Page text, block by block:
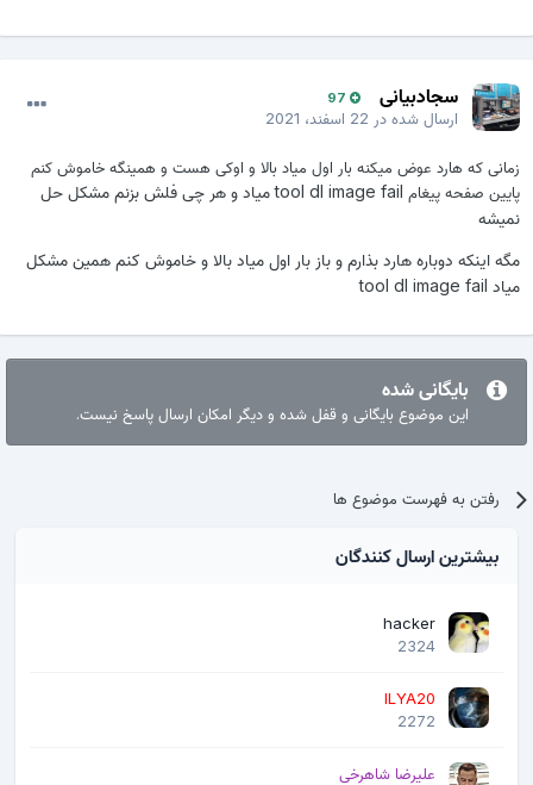
سجادبیانی 97
ارسال شده در22 اسفند، 2021
زمانی که هارد عوض میکنه بار اول میاد بالا و اوکی هست و همینگه خاموش کنم
پایین صفحه پیغام
tool dlimage fail میاد و هر چی فلش بزنم مشکل حل
نمیشه
مگه اینکه دوباره هارد بذارم و باز بار اول میاد بالا و خاموش کنم همین مشکل
میاد tool dlimage fail
بایگانی شده
این موضوع بایگانی و قفل شده و دیگر امکان ارسال پاسخ نیست.
رفتن به فهرست موضوع ها
بیشترین ارسال کنندگان
hacker
2324
ILYA20
2272
علیرضا شاهرخی